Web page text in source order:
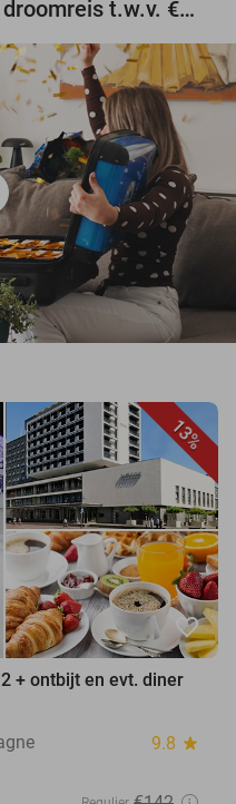
Maak gratis kans op een droomreis t.w.v. €3.000!
13%
favorite_border
+ ontbijt en evt. diner
9.8 star